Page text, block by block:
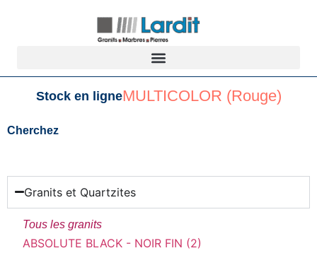
Stock en ligneMULTICOLOR (Rouge)
Cherchez
Granits et Quartzites
Tous les granits
ABSOLUTE BLACK - NOIR FIN (2)